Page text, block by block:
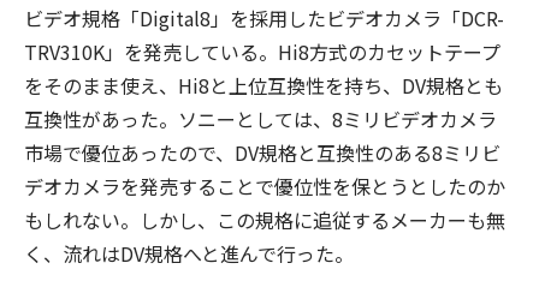
ビデオ規格「Digital8」を採用したビデオカメラ「DCR-
TRV310K」を発売している。Hi8方式のカセットテープ
をそのまま使え、Hi8と上位互換性を持ち、DV規格とも
互換性があった。ソニーとしては、8ミリビデオカメラ
市場で優位あったので、DV規格と互換性のある8ミリビ
デオカメラを発売することで優位性を保とうとしたのか
もしれない。しかし、この規格に追従するメーカーも無
く、流れはDV規格へと進んで行った。